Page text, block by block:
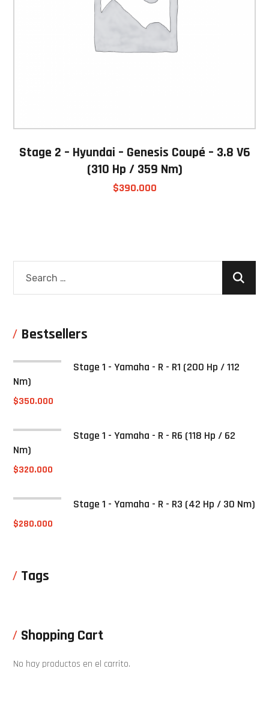
Stage 2 – Hyundai – Genesis Coupé – 3.8 V6
(310 Hp / 359 Nm)
$390.000
Bestsellers
Stage 1 - Yamaha - R - R1 (200 Hp / 112
Nm)
$350.000
Stage 1 - Yamaha - R - R6 (118 Hp / 62
Nm)
$320.000
Stage 1 - Yamaha - R - R3 (42 Hp / 30 Nm)
$280.000
Tags
Shopping Cart
No hay productos en el carrito.